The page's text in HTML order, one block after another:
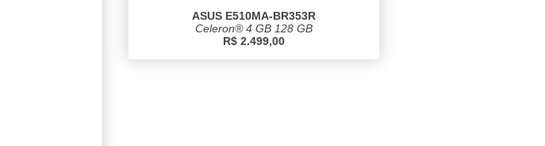
ASUS E510MA-BR353R
Celeron® 4 GB 128 GB
R$ 2.499,00